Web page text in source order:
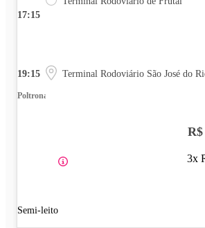
17:15
19:15 Terminal Rodoviário São José do
Poltrona
Semi-leito
R$
3x